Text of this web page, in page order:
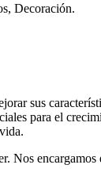
Decoración.
sus
para el
Nos